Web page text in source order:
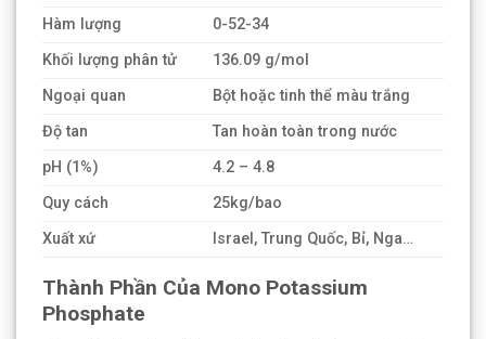
Hàm lượng
0-52-34
Khối lượng phân tử
136.09 g/mol
Ngoại quan
Bột hoặc tinh thể màu trắng
Độ tan
Tan hoàn toàn trong nước
pH (1%)
4.2 – 4.8
Quy cách
25kg/bao
Xuất xứ
Israel, Trung Quốc, Bỉ, Nga…
Thành Phần Của Mono Potassium
Phosphate